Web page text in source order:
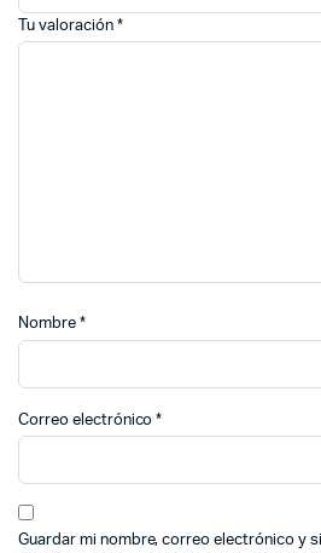
Tu valoración *
Nombre *
Correo electrónico*
Guardar mi nombre, correo electrónico y